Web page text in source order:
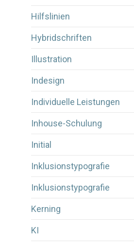
Hilfslinien
Hybridschriften
Illustration
Indesign
Individuelle Leistungen
Inhouse-Schulung
Initial
Inklusionstypografie
Inklusionstypografie
Kerning
KI